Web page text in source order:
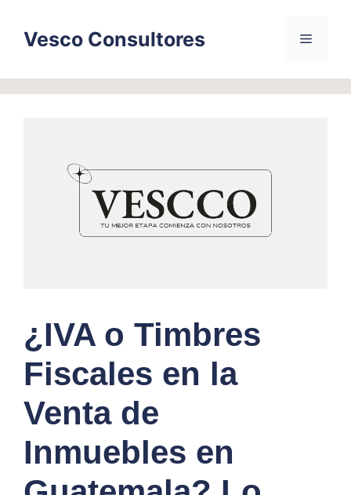
contentVesco Consultores Menu
¿IVA o Timbres
Fiscales en la
Venta de
Inmuebles en